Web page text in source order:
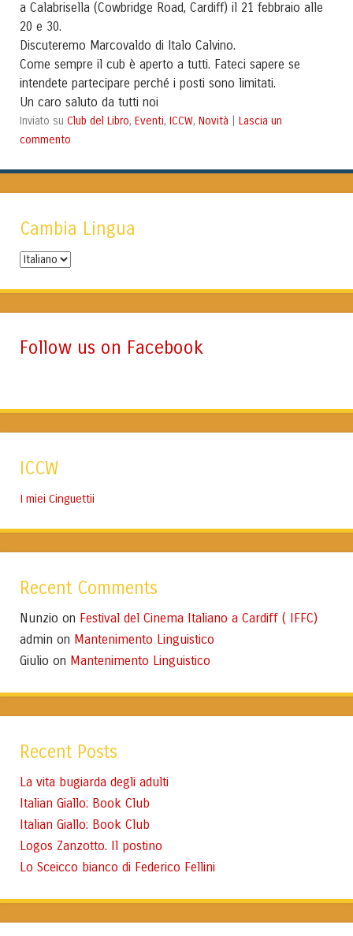
a Calabrisella (Cowbridge Road, Cardiff) il 21 febbraio alle
20 e 30.
Discuteremo Marcovaldo di Italo Calvino.
Come sempre il cub è aperto a tutti. Fateci sapere se
intendete partecipare perché i posti sono limitati.
Un caro saluto da tutti noi
Inviato su Club del Libro, Eventi, ICCW, Novità
Lascia un
commento
Cambia Lingua
Cambia
Follow us on Facebook
ICCW
I miei Cinguettii
Recent Comments
Nunzio on Festival del Cinema Italiano a Cardiff ( IFFC)
admin on Mantenimento Linguistico
Giulio on Mantenimento Linguistico
Recent Posts
La vita bugiarda degli adulti
Italian Giallo: Book Club
Italian Giallo: Book Club
Logos Zanzotto. Il postino
Lo Sceicco bianco di Federico Fellini